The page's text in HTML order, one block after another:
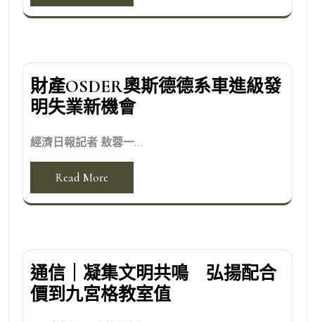
財產OSDER奧斯德德系車進級發
明失業新機會
經濟日報記者 敖蓉一...
Read More
通信｜凝集文明共鳴 弘揚配合
價到九宮格教室值